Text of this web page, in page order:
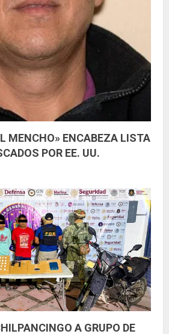
MENCHO» ENCABEZA LISTA
POR EE. UU.
A GRUPO DE